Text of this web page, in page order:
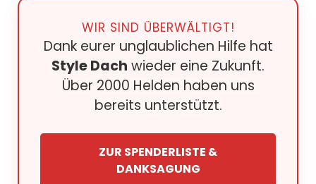
WIR SIND ÜBERWÄLTIGT!
Dank eurer unglaublichen Hilfe hat
Style Dach wieder eine Zukunft.
Über 2000 Helden haben uns
bereits unterstützt.
ZUR SPENDERLISTE &
DANKSAGUNG